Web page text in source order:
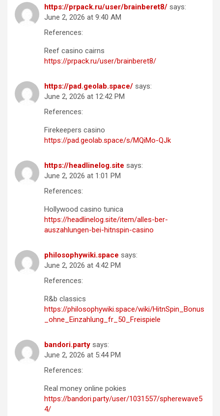
https://prpack.ru/user/brainberet8/ says:
June 2, 2026 at 9:40 AM
References:
Reef casino cairns
https://prpack.ru/user/brainberet8/
https://pad.geolab.space/ says:
June 2, 2026 at 12:42 PM
References:
Firekeepers casino
https://pad.geolab.space/s/MQiMo-QJk
https://headlinelog.site says:
June 2, 2026 at 1:01 PM
References:
Hollywood casino tunica
https://headlinelog.site/item/alles-ber-
auszahlungen-bei-hitnspin-casino
philosophywiki.space says:
June 2, 2026 at 4:42 PM
References:
R&b classics
https://philosophywiki.space/wiki/HitnSpin_Bonus
_ohne_Einzahlung_fr_50_Freispiele
bandori.party says:
June 2, 2026 at 5:44 PM
References:
Real money online pokies
https://bandori.party/user/1031557/spherewave5
4/